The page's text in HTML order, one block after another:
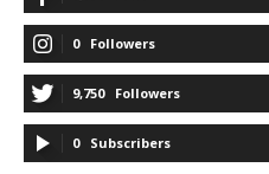
0 Followers
9,750 Followers
0 Subscribers